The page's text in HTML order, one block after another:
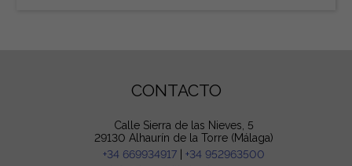
CONTACTO
Calle Sierra de las Nieves, 5
29130 Alhaurín de la Torre (Málaga)
+34 669934917
+34 952963500